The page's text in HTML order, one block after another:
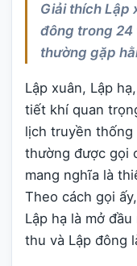
Giải thích Lập
đông trong 24
thường gặp
Lập xuân, Lập
tiết khí quan
lịch truyền
thường được gọi
mang nghĩa là
Theo cách gọi
Lập hạ là mở
thu và Lập đông